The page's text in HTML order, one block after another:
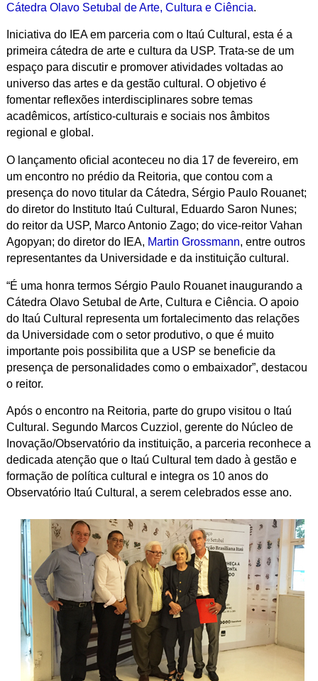
Cátedra Olavo Setubal de Arte, Cultura e Ciência.
Iniciativa do IEA em parceria com o Itaú Cultural, esta é a
primeira cátedra de arte e cultura da USP. Trata-se de um
espaço para discutir e promover atividades voltadas ao
universo das artes e da gestão cultural. O objetivo é
fomentar reflexões interdisciplinares sobre temas
acadêmicos, artístico-culturais e sociais nos âmbitos
regional e global.
O lançamento oficial aconteceu no dia 17 de fevereiro, em
um encontro no prédio da Reitoria, que contou com a
presença do novo titular da Cátedra, Sérgio Paulo Rouanet;
do diretor do Instituto Itaú Cultural, Eduardo Saron Nunes;
do reitor da USP, Marco Antonio Zago; do vice-reitor Vahan
Agopyan; do diretor do IEA, Martin Grossmann, entre outros
representantes da Universidade e da instituição cultural.
“É uma honra termos Sérgio Paulo Rouanet inaugurando a
Cátedra Olavo Setubal de Arte, Cultura e Ciência. O apoio
do Itaú Cultural representa um fortalecimento das relações
da Universidade com o setor produtivo, o que é muito
importante pois possibilita que a USP se beneficie da
presença de personalidades como o embaixador”, destacou
o reitor.
Após o encontro na Reitoria, parte do grupo visitou o Itaú
Cultural. Segundo Marcos Cuzziol, gerente do Núcleo de
Inovação/Observatório da instituição, a parceria reconhece a
dedicada atenção que o Itaú Cultural tem dado à gestão e
formação de política cultural e integra os 10 anos do
Observatório Itaú Cultural, a serem celebrados esse ano.